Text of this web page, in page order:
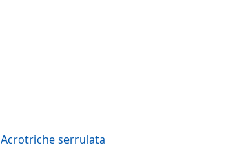
Acrotriche serrulata